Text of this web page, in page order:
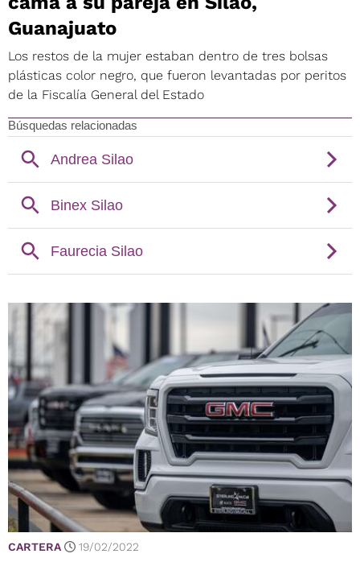
Guanajuato
Los restos de la mujer estaban dentro de tres bolsas
plásticas color negro, que fueron levantadas por peritos
de la Fiscalía General del Estado
CARTERA 19/02/2022